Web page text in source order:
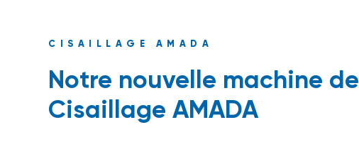
CISAILLAGE AMADA
Notre nouvelle machine de
Cisaillage AMADA